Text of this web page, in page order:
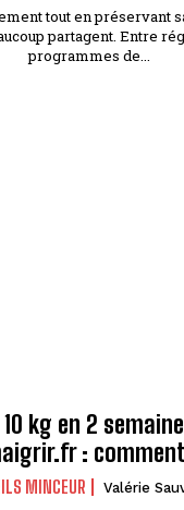
tout en préservant
partagent. Entre
programmes de...
kg en 2
:
MINCEUR Valérie